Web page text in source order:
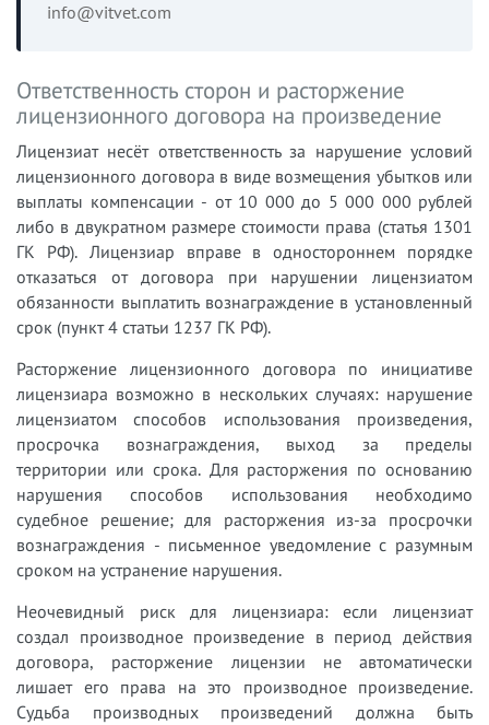
info@vitvet.com
Ответственность сторон и расторжение
лицензионного договора на произведение
Лицензиат несёт ответственность за нарушение условий
лицензионного договора в виде возмещения убытков или
выплаты компенсации - от 10 000 до 5 000 000 рублей
либо в двукратном размере стоимости права (статья 1301
ГК РФ). Лицензиар вправе в одностороннем порядке
отказаться от договора при нарушении лицензиатом
обязанности выплатить вознаграждение в установленный
срок (пункт 4 статьи 1237 ГК РФ).
Расторжение лицензионного договора по инициативе
лицензиара возможно в нескольких случаях: нарушение
лицензиатом способов использования произведения,
просрочка вознаграждения, выход за пределы
территории или срока. Для расторжения по основанию
нарушения способов использования необходимо
судебное решение; для расторжения из-за просрочки
вознаграждения - письменное уведомление с разумным
сроком на устранение нарушения.
Неочевидный риск для лицензиара: если лицензиат
создал производное произведение в период действия
договора, расторжение лицензии не автоматически
лишает его права на это производное произведение.
Судьба производных произведений должна быть